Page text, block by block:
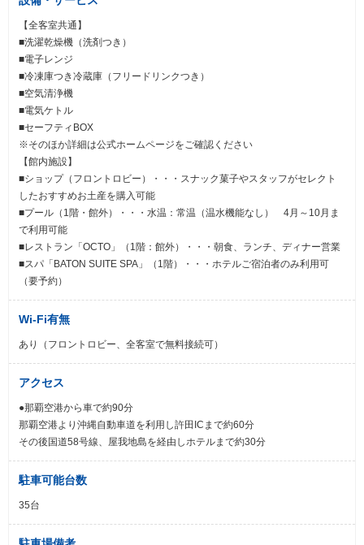
【全客室共通】
■洗濯乾燥機（洗剤つき）
■電子レンジ
■冷凍庫つき冷蔵庫（フリードリンクつき）
■空気清浄機
■電気ケトル
■セーフティBOX
※そのほか詳細は公式ホームページをご確認ください
【館内施設】
■ショップ（フロントロビー）・・・スナック菓子やスタッフがセレクト
したおすすめお土産を購入可能
■プール（1階・館外）・・・水温：常温（温水機能なし） 4月～10月ま
で利用可能
■レストラン「OCTO」（1階：館外）・・・朝食、ランチ、ディナー営業
■スパ「BATON SUITE SPA」（1階）・・・ホテルご宿泊者のみ利用可
（要予約）
Wi-Fi有無
あり（フロントロビー、全客室で無料接続可）
アクセス
●那覇空港から車で約90分
那覇空港より沖縄自動車道を利用し許田ICまで約60分
その後国道58号線、屋我地島を経由しホテルまで約30分
駐車可能台数
35台